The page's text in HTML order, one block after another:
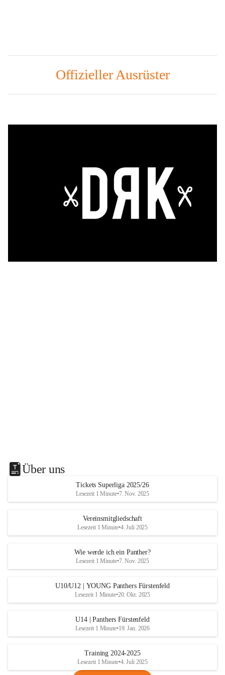
Offizieller Ausrüster
Über uns
Tickets Superliga 2025/26
Lesezeit 1 Minute•7. Nov. 2025
Vereinsmitgliedschaft
Lesezeit 1 Minute•4. Juli 2025
Wie werde ich ein Panther?
Lesezeit 1 Minute•7. Nov. 2025
U10/U12 | YOUNG Panthers Fürstenfeld
Lesezeit 1 Minute•20. Okt. 2025
U14 | Panthers Fürstenfeld
Lesezeit 1 Minute•19. Jan. 2026
Training 2024-2025
Lesezeit 1 Minute•4. Juli 2025